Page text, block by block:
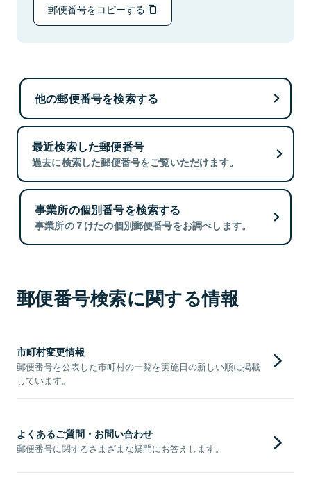
郵便番号をコピーする
他の郵便番号を検索する
最近検索した郵便番号
過去に検索した郵便番号をご覧いただけます。
事業所の個別番号を検索する
事業所の７けたの個別郵便番号をお調べします。
郵便番号検索に関する情報
市町村変更情報
郵便番号を公表した市町村の一覧を実施日の新しい順に掲載
しています。
よくあるご質問・お問い合わせ
郵便番号に関するさまざまな疑問にお答えします。